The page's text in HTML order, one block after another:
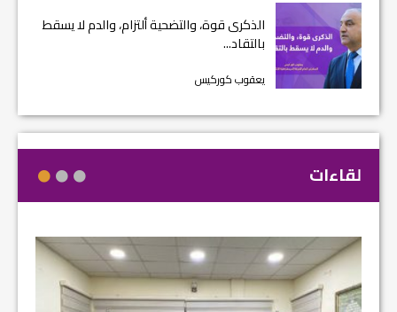
الذكرى قوة، والتضحية ألتزام، والدم لا يسقط
بالتقاد...
يعقوب كوركيس
لقاءات